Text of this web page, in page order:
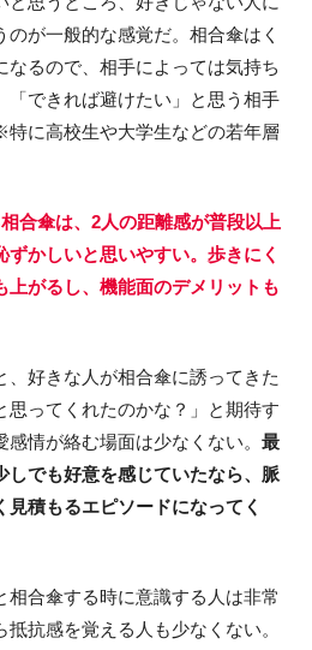
が一般的な感覚だ。相合傘はく
なるので、相手によっては気持ち
「できれば避けたい」と思う相手
に高校生や大学生などの若年層
合傘は、2人の距離感が普段以上
かしいと思いやすい。歩きにく
上がるし、機能面のデメリットも
、好きな人が相合傘に誘ってきた
思ってくれたのかな？」と期待す
情が絡む場面は少なくない。 最
しでも好意を感じていたなら、脈
積もるエピソードになってく
相合傘する時に意識する人は非常
抗感を覚える人も少なくない。